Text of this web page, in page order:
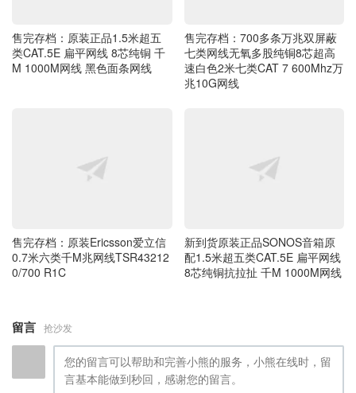
售完存档：原装正品1.5米超五
类CAT.5E 扁平网线 8芯纯铜 千
M 1000M网线 黑色面条网线
售完存档：700多条万兆双屏蔽
七类网线无氧多股纯铜8芯超高
速白色2米七类CAT 7 600Mhz万
兆10G网线
售完存档：原装Ericsson爱立信
0.7米六类千M兆网线TSR43212
0/700 R1C
新到货原装正品SONOS音箱原
配1.5米超五类CAT.5E 扁平网线
8芯纯铜抗拉扯 千M 1000M网线
留言 抢沙发